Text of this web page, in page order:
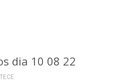
dia 10 08 22